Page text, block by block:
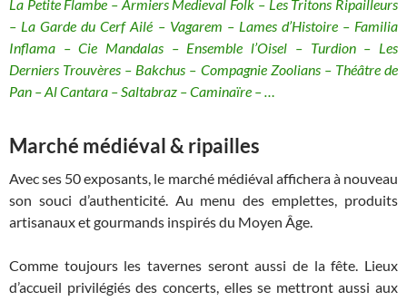
La Petite Flambe – Armiers Medieval Folk – Les Tritons Ripailleurs
– La Garde du Cerf Ailé – Vagarem – Lames d’Histoire – Familia
Inflama – Cie Mandalas – Ensemble l’Oisel – Turdion – Les
Derniers Trouvères – Bakchus – Compagnie Zoolians – Théâtre de
Pan – Al Cantara – Saltabraz – Caminaïre – …
Marché médiéval & ripailles
Avec ses 50 exposants, le marché médiéval affichera à nouveau
son souci d’authenticité. Au menu des emplettes, produits
artisanaux et gourmands inspirés du Moyen Âge.
Comme toujours les tavernes seront aussi de la fête. Lieux
d’accueil privilégiés des concerts, elles se mettront aussi aux